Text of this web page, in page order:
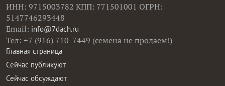
ИНН: 9715003782 КПП: 771501001 ОГРН:
5147746293448
Email: info@7dach.ru
Тел: +7 (916) 710-7449 (семена не продаем!)
Главная страница
Сейчас публикуют
Сейчас обсуждают